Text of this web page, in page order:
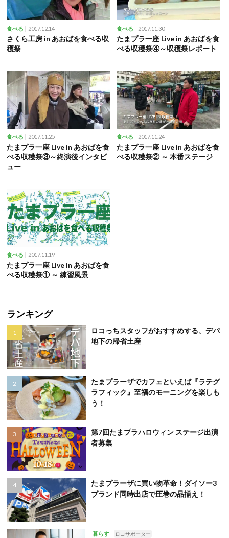
食べる 2017.12.14
さくら工房 in あおばを食べる収
穫祭
食べる 2017.11.30
たまプラ一座 Live in あおばを食
べる収穫祭④～収穫祭レポート
食べる 2017.11.25
たまプラ一座 Live in あおばを食
べる収穫祭③～終演後インタビ
ュー
食べる 2017.11.24
たまプラ一座 Live in あおばを食
べる収穫祭② ～ 本番ステージ
食べる 2017.11.19
たまプラ一座 Live in あおばを食
べる収穫祭① ～ 練習風景
ランキング
ロコっちスタッフがおすすめする、デパ
地下の帰省土産
たまプラーザでカフェといえば『ラテグ
ラフィック』至福のモーニングを楽しも
う！
第7回たまプラハロウィン ステージ出演
者募集
たまプラーザに買い物革命！ダイソー3
ブランド同時出店で圧巻の品揃え！
暮らす ロコサポーター